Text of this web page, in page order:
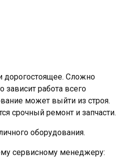
дорогостоящее. Сложно
работа всего
может выйти из строя.
срочный ремонт и запчасти.
оборудования.
сервисному менеджеру: